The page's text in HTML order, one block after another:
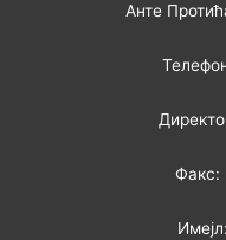
Анте
Факс: